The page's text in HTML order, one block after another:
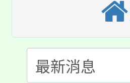
半價優惠
者。
份教師增
大溪自造
份教師研習
淨零綠生
會
115年食農